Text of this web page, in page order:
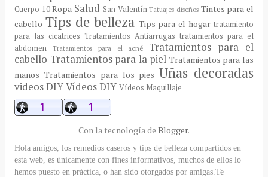
Cuerpo 10 Ropa Salud San Valentín Tatuajes diseños Tintes para el
cabello Tips de belleza Tips para el hogar tratamiento
para las cicatrices Tratamientos Antiarrugas tratamientos para el
abdomen
Tratamientos para el acné
Tratamientos para el
cabello Tratamientos para la piel Tratamientos para las
manos Tratamientos para los pies Uñas decoradas
videos DIYVídeos DIY Vídeos Maquillaje
Con la tecnología de Blogger.
Hola amigos, los remedios caseros y tips de belleza compartidos en
esta web, es únicamente con fines informativos, muchos de ellos lo
hemos puesto en práctica, o han sido otorgados por amigas.Te